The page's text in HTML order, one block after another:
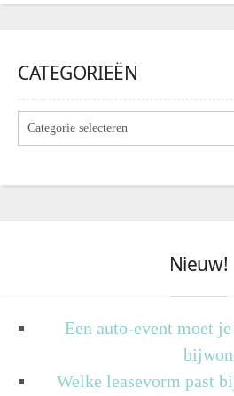
CATEGORIEËN
Nieuw!
Een auto-event moet
Welke leasevorm past